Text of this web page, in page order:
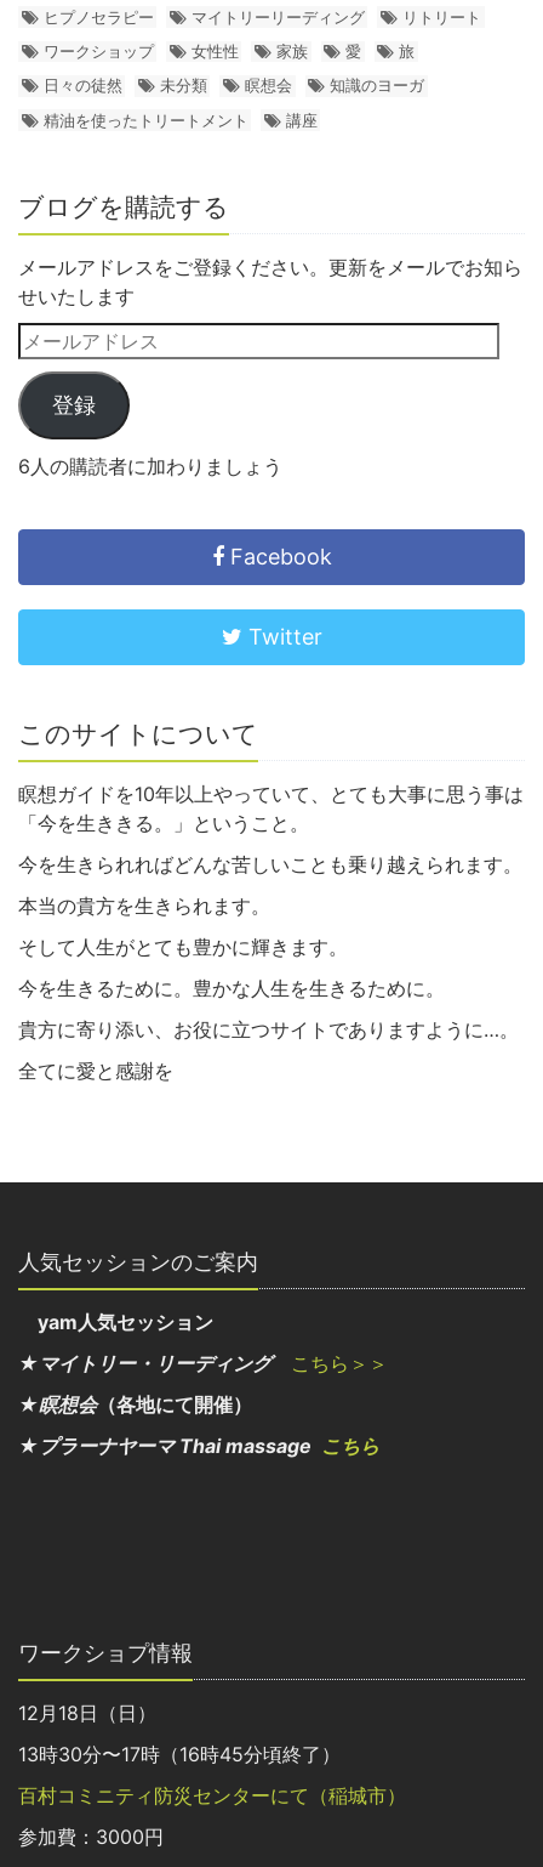
ヒプノセラピー マイトリーリーディング
リトリート
ワークショップ
女性性 家族 愛
旅
日々の徒然
未分類 瞑想会
知識のヨーガ
精油を使ったトリートメント
講座
ブログを購読する
メールアドレスをご登録ください。更新をメールでお知ら
せいたします
登録
6人の購読者に加わりましょう
Facebook
Twitter
このサイトについて
瞑想ガイドを10年以上やっていて、とても大事に思う事は
「今を生ききる。」ということ。
今を生きられればどんな苦しいことも乗り越えられます。
本当の貴方を生きられます。
そして人生がとても豊かに輝きます。
今を生きるために。豊かな人生を生きるために。
貴方に寄り添い、お役に立つサイトでありますように…。
全てに愛と感謝を
人気セッションのご案内
yam人気セッション
★マイトリー・リーディング
こちら＞＞
★瞑想会（各地にて開催）
★プラーナヤーマ Thai massage こちら
ワークショプ情報
12月18日（日）
13時30分〜17時（16時45分頃終了）
百村コミニティ防災センターにて（稲城市）
参加費：3000円